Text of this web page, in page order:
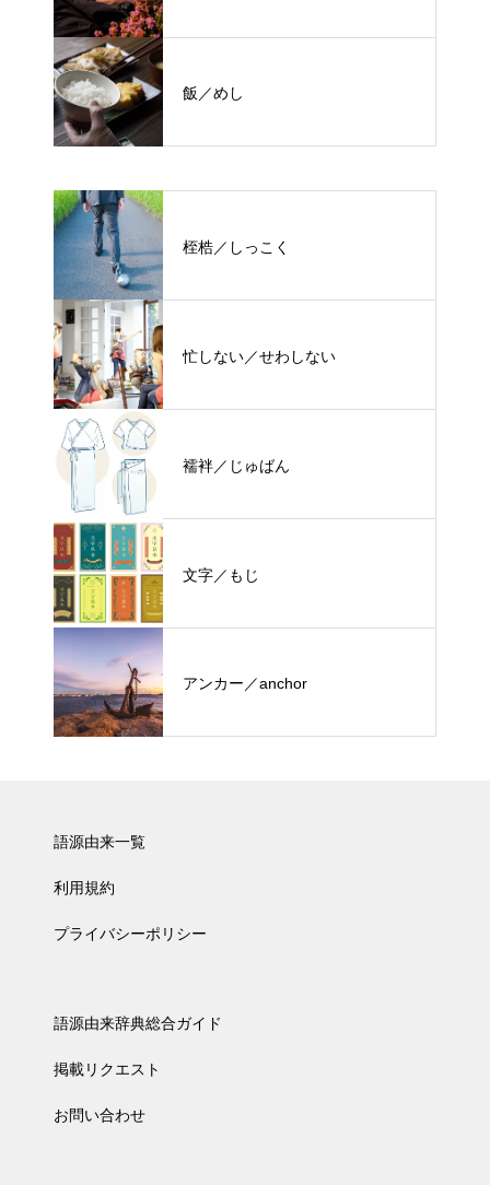
飯／めし
桎梏／しっこく
忙しない／せわしない
襦袢／じゅばん
文字／もじ
アンカー／anchor
語源由来一覧
利用規約
プライバシーポリシー
語源由来辞典総合ガイド
掲載リクエスト
お問い合わせ